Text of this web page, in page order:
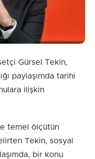
Gürsel Tekin,
paylaşımda tarihi
ilişkin
temel ölçütün
Tekin, sosyal
bir konu